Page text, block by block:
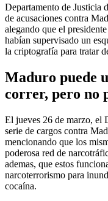
Departamento de Justicia
de acusaciones contra
alegando que el
habían supervisado un
la criptografía para tratar
Maduro puede
correr, pero no
El jueves 26 de marzo, el
serie de cargos contra
mencionando que los
poderosa red de
ademas, que estos
narcoterrorismo para
cocaína.